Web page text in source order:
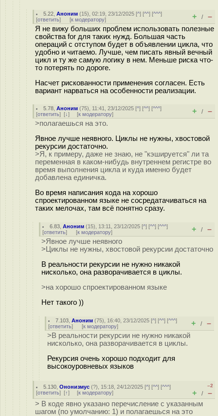
5.22 ,Аноним (15), 02:19, 23/12/2025 [^] [^^] [^^^]
[ответить] [к модератору] + / –
Я не вижу больших проблем использовать полезные
свойства for для таких нужд. Большая часть
операций с отступом будет в объявлении цикла, что
удобно и читаемо. Лучше, чем писать явный вечный
цикл и ту же самую логику в нем. Меньше риска что-
то потерять по дороге.
Насчет рискованности применения согласен. Есть
вариант нарваться на особенности реализации.
5.78 ,Аноним (75), 11:41, 23/12/2025 [^] [^^] [^^^]
[ответить] [↓] [к модератору] + / –
>полагаешься на это.
Явное лучше неявного. Циклы не нужны, хвостовой
рекурсии достаточно.
>Я, к примеру, даже не знаю, не "кэшируется" ли та
переменная в каком-нибудь внутреннем регистре во
время выполнения цикла и куда именно будет
добавлена единичка.
Во время написания кода на хорошо
спроектированном языке не сосредатачиваться на
таких мелочах, там всё понятно сразу.
6.83 ,Аноним (15), 13:11, 23/12/2025 [^] [^^] [^^^]
[ответить] [к модератору] + / –
>Явное лучше неявного
>Циклы не нужны, хвостовой рекурсии достаточно
В реальности рекурсии не нужно никакой
нисколько, она разворачивается в циклы.
>на хорошо спроектированном языке
Нет такого ))
7.103 ,Аноним (75), 16:40, 23/12/2025 [^] [^^] [^^^]
[ответить] [к модератору] + / –
>В реальности рекурсии не нужно никакой
нисколько, она разворачивается в циклы.
Рекурсия очень хорошо подходит для
высокоуровневых языков
5.130 ,Ононизмус (?), 15:18, 24/12/2025 [^] [^^] [^^^]
[ответить] [↑] [к модератору]
–2
+ / –
> В коде явно указано перечисление с указанным
шагом (по умолчанию: 1) и полагаешься на это